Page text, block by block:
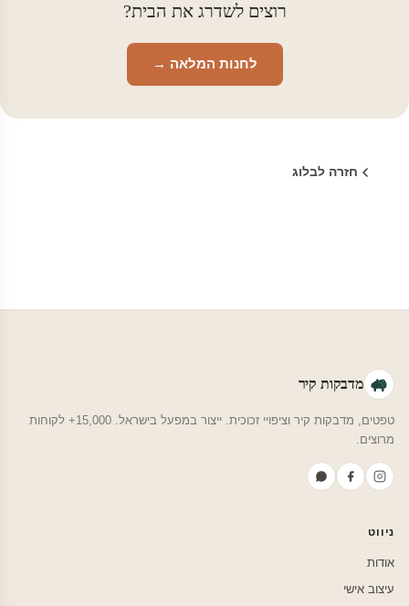
רוצים לשדרג את הבית?
לחנות המלאה →
חזרה לבלוג
מדבקות קיר
טפטים, מדבקות קיר וציפויי זכוכית. ייצור במפעל בישראל. 15,000+ לקוחות
מרוצים.
ניווט
אודות
עיצוב אישי